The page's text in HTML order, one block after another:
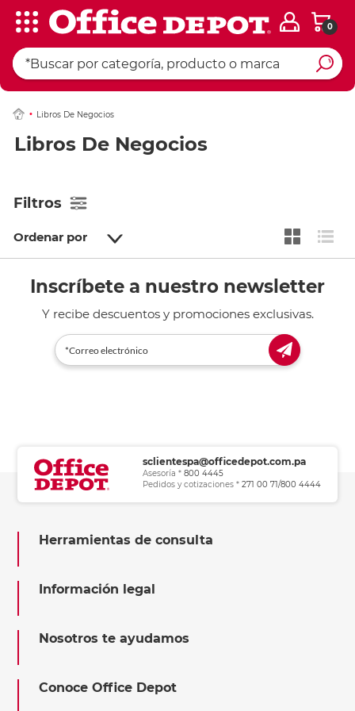
0
Libros De Negocios
Libros De Negocios
Filtros
Ordenar por
Inscríbete a nuestro newsletter
Y recibe descuentos y promociones exclusivas.
sclientespa@officedepot.com.pa
Asesoría * 800 4445
Pedidos y cotizaciones * 271 00 71/800 4444
Herramientas de consulta
Información legal
Nosotros te ayudamos
Conoce Office Depot